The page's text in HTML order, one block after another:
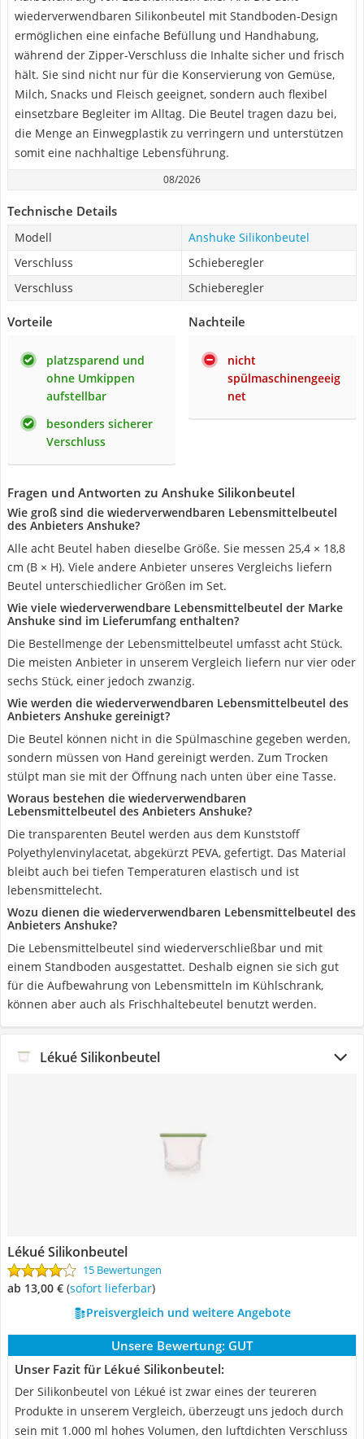
wiederverwendbaren Silikonbeutel mit Standboden-Design
ermöglichen eine einfache Befüllung und Handhabung,
während der Zipper-Verschluss die Inhalte sicher und frisch
hält. Sie sind nicht nur für die Konservierung von Gemüse,
Milch, Snacks und Fleisch geeignet, sondern auch flexibel
einsetzbare Begleiter im Alltag. Die Beutel tragen dazu bei,
die Menge an Einwegplastik zu verringern und unterstützen
somit eine nachhaltige Lebensführung.
08/2026
Technische Details
Modell
Anshuke Silikonbeutel
Verschluss
Schieberegler
Verschluss
Schieberegler
Vorteile
platzsparend und
ohne Umkippen
aufstellbar
besonders sicherer
Verschluss
Nachteile
nicht
spülmaschinengeeig
net
Fragen und Antworten zu Anshuke Silikonbeutel
Wie groß sind die wiederverwendbaren Lebensmittelbeutel
des Anbieters Anshuke?
Alle acht Beutel haben dieselbe Größe. Sie messen 25,4 × 18,8
cm (B × H). Viele andere Anbieter unseres Vergleichs liefern
Beutel unterschiedlicher Größen im Set.
Wie viele wiederverwendbare Lebensmittelbeutel der Marke
Anshuke sind im Lieferumfang enthalten?
Die Bestellmenge der Lebensmittelbeutel umfasst acht Stück.
Die meisten Anbieter in unserem Vergleich liefern nur vier oder
sechs Stück, einer jedoch zwanzig.
Wie werden die wiederverwendbaren Lebensmittelbeutel des
Anbieters Anshuke gereinigt?
Die Beutel können nicht in die Spülmaschine gegeben werden,
sondern müssen von Hand gereinigt werden. Zum Trocken
stülpt man sie mit der Öffnung nach unten über eine Tasse.
Woraus bestehen die wiederverwendbaren
Lebensmittelbeutel des Anbieters Anshuke?
Die transparenten Beutel werden aus dem Kunststoff
Polyethylenvinylacetat, abgekürzt PEVA, gefertigt. Das Material
bleibt auch bei tiefen Temperaturen elastisch und ist
lebensmittelecht.
Wozu dienen die wiederverwendbaren Lebensmittelbeutel des
Anbieters Anshuke?
Die Lebensmittelbeutel sind wiederverschließbar und mit
einem Standboden ausgestattet. Deshalb eignen sie sich gut
für die Aufbewahrung von Lebensmitteln im Kühlschrank,
können aber auch als Frischhaltebeutel benutzt werden.
Lékué Silikonbeutel
Lékué Silikonbeutel
15 Bewertungen
ab 13,00 € ( Sofort lieferbar)
Preisvergleich und weitere Angebote
Unsere Bewertung: GUT
Unser Fazit für Lékué Silikonbeutel:
Der Silikonbeutel von Lékué ist zwar eines der teureren
Produkte in unserem Vergleich, überzeugt uns jedoch durch
sein mit 1.000 ml hohes Volumen, den luftdichten Verschluss